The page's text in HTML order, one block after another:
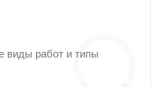
виды работ и типы